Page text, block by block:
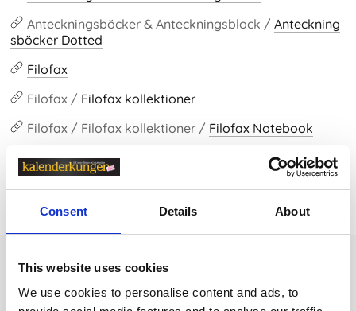
Consent Details About
This website uses cookies
We use cookies to personalise content and ads, to
Anteckningsböcker & Anteckningsblock / Anteckning
sböcker Dotted
Filofax
Filofax / Filofax kollektioner
Filofax / Filofax kollektioner / Filofax Notebook
Prishistorik
Lägsta pris senaste 30 dagarna är 49 kr (2026-08-07)
Andra tittade även på